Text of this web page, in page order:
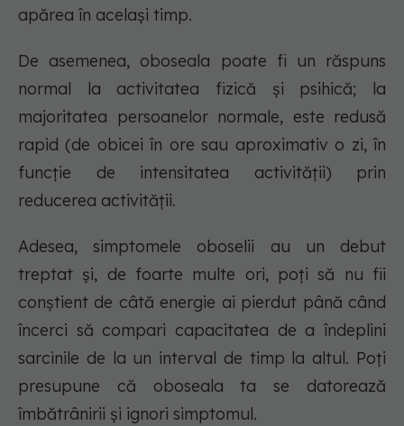
apărea în același timp.
De asemenea, oboseala poate fi un răspuns
normal la activitatea fizică și psihică; la
majoritatea persoanelor normale, este redusă
rapid (de obicei în ore sau aproximativ o zi, în
funcție de intensitatea activității) prin
reducerea activității.
Adesea, simptomele oboselii au un debut
treptat și, de foarte multe ori, poți să nu fii
conștient de câtă energie ai pierdut până când
încerci să compari capacitatea de a îndeplini
sarcinile de la un interval de timp la altul. Poți
presupune că oboseala ta se datorează
îmbătrânirii și ignori simptomul.